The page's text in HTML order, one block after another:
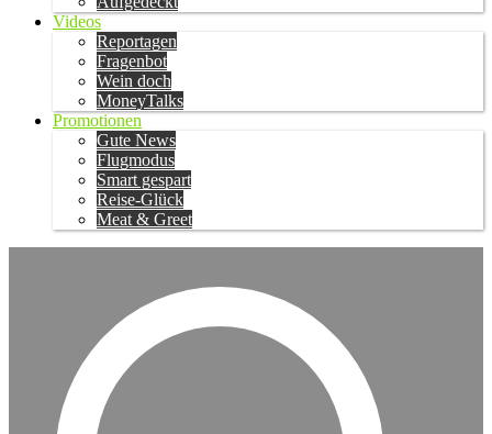
Videos
Reportagen
Fragenbot
Wein doch
MoneyTalks
Promotionen
Gute News
Flugmodus
Smart gespart
Reise-Glück
Meat & Greet